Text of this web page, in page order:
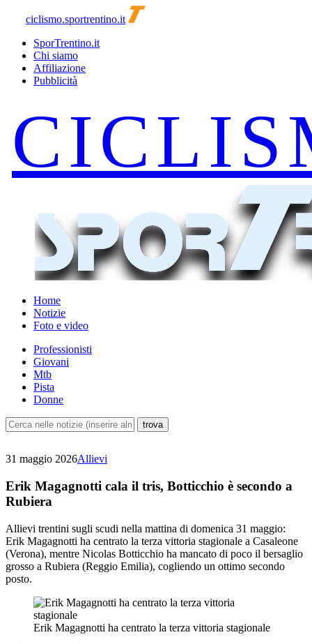
ciclismo.sportrentino.it
SporTrentino.it
Chi siamo
Affiliazione
Pubblicità
Home
Notizie
Foto e video
Professionisti
Giovani
Mtb
Pista
Donne
31 maggio 2026Allievi
Erik Magagnotti cala il tris, Botticchio è secondo a
Rubiera
Allievi trentini sugli scudi nella mattina di domenica 31 maggio:
Erik Magagnotti ha centrato la terza vittoria stagionale a Casaleone
(Verona), mentre Nicolas Botticchio ha mancato di poco il bersaglio
grosso a Rubiera (Reggio Emilia), cogliendo un ottimo secondo
posto.
Erik Magagnotti ha centrato la terza vittoria stagionale